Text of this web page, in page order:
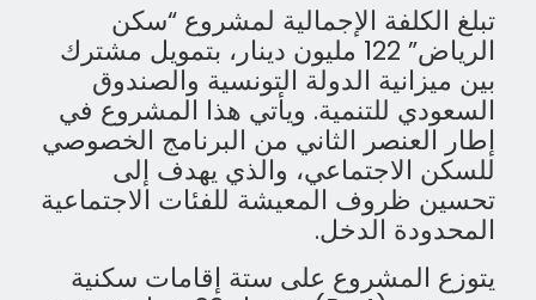
تبلغ الكلفة الإجمالية لمشروع “سكن
الرياض” 122 مليون دينار، بتمويل مشترك
بين ميزانية الدولة التونسية والصندوق
السعودي للتنمية. ويأتي هذا المشروع في
إطار العنصر الثاني من البرنامج الخصوصي
للسكن الاجتماعي، والذي يهدف إلى
تحسين ظروف المعيشة للفئات الاجتماعية
المحدودة الدخل.
يتوزع المشروع على ستة إقامات سكنية